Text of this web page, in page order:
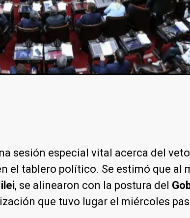
sesión especial vital acerca del
el tablero político. Se estimó que al
, se alinearon con la postura del
que tuvo lugar el miércoles